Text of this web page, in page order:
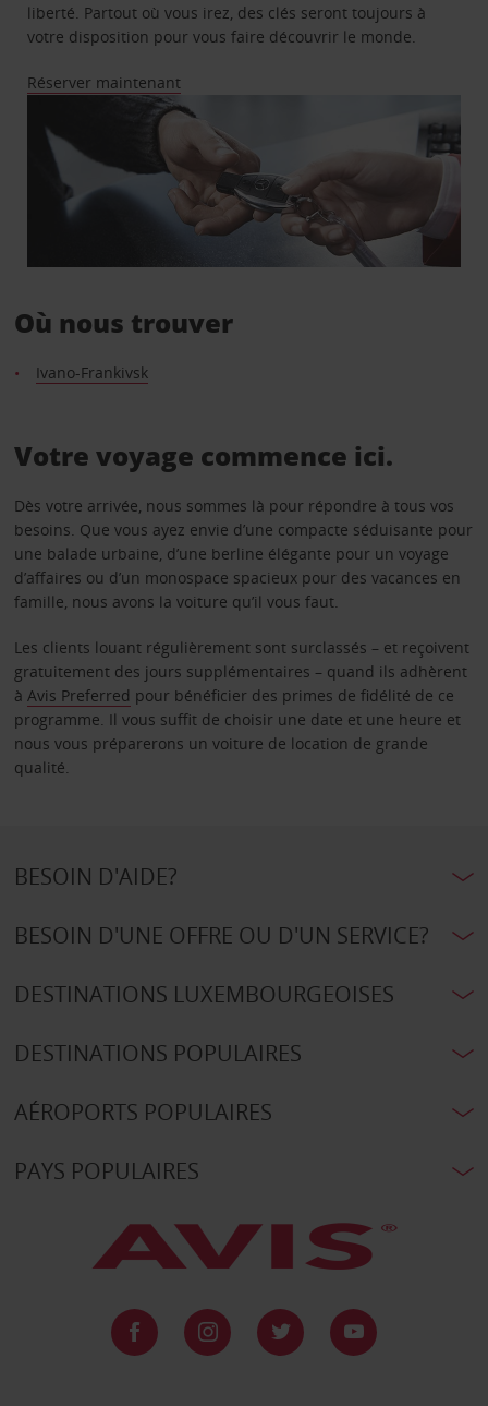
liberté. Partout où vous irez, des clés seront toujours à
votre disposition pour vous faire découvrir le monde.
Réserver maintenant
Où nous trouver
Ivano-Frankivsk
Votre voyage commence ici.
Dès votre arrivée, nous sommes là pour répondre à tous vos
besoins. Que vous ayez envie d’une compacte séduisante pour
une balade urbaine, d’une berline élégante pour un voyage
d’affaires ou d’un monospace spacieux pour des vacances en
famille, nous avons la voiture qu’il vous faut.
Les clients louant régulièrement sont surclassés – et reçoivent
gratuitement des jours supplémentaires – quand ils adhèrent
à Avis Preferred pour bénéficier des primes de fidélité de ce
programme. Il vous suffit de choisir une date et une heure et
nous vous préparerons un voiture de location de grande
qualité.
BESOIN D'AIDE?
BESOIN D'UNE OFFRE OU D'UN SERVICE?
DESTINATIONS LUXEMBOURGEOISES
DESTINATIONS POPULAIRES
AÉROPORTS POPULAIRES
PAYS POPULAIRES